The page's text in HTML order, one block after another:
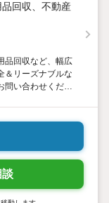
回収、不動産
品回収など、幅広
＆リーズナブルな
問い合わせくださ
談